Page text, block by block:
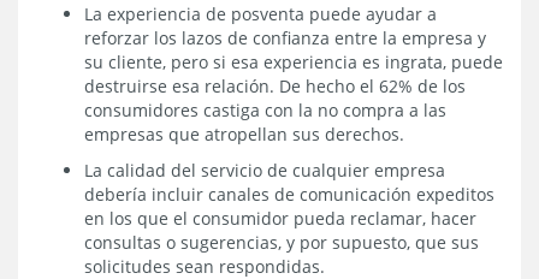
La experiencia de posventa puede ayudar a
reforzar los lazos de confianza entre la empresa y
su cliente, pero si esa experiencia es ingrata, puede
destruirse esa relación. De hecho el 62% de los
consumidores castiga con la no compra a las
empresas que atropellan sus derechos.
La calidad del servicio de cualquier empresa
debería incluir canales de comunicación expeditos
en los que el consumidor pueda reclamar, hacer
consultas o sugerencias, y por supuesto, que sus
solicitudes sean respondidas.